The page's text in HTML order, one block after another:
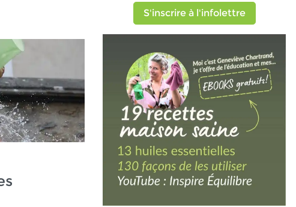
S'inscrire à l'infolettre